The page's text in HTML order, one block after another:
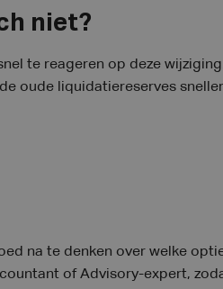
niet?
te reageren op deze
oude liquidatiereserves
na te denken over welke
of Advisory-expert,